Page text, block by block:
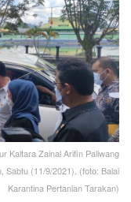
Kaltara Zainal Arifin Paliwang
Sabtu (11/9/2021). (foto: Balai
Karantina Pertanian Tarakan)